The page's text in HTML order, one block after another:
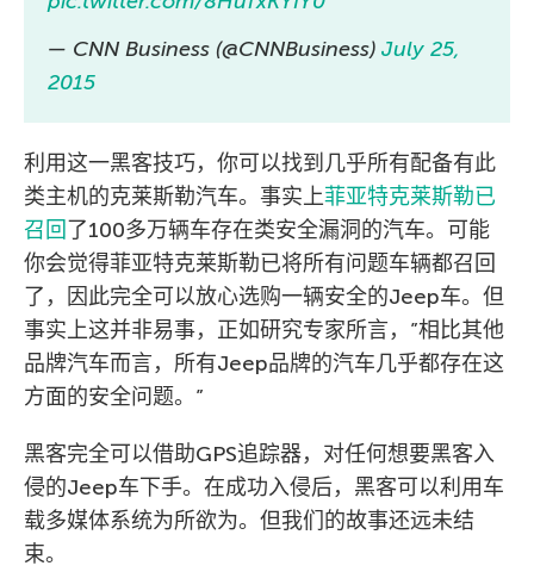
— CNN Business (@CNNBusiness) July 25,
2015
利用这一黑客技巧，你可以找到几乎所有配备有此
类主机的克莱斯勒汽车。事实上菲亚特克莱斯勒已
召回了100多万辆车存在类安全漏洞的汽车。可能
你会觉得菲亚特克莱斯勒已将所有问题车辆都召回
了，因此完全可以放心选购一辆安全的Jeep车。但
事实上这并非易事，正如研究专家所言，”相比其他
品牌汽车而言，所有Jeep品牌的汽车几乎都存在这
方面的安全问题。”
黑客完全可以借助GPS追踪器，对任何想要黑客入
侵的Jeep车下手。在成功入侵后，黑客可以利用车
载多媒体系统为所欲为。但我们的故事还远未结
束。